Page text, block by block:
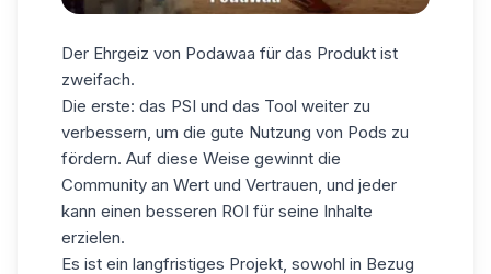
Der Ehrgeiz von Podawaa für das Produkt ist
zweifach.
Die erste: das PSI und das Tool weiter zu
verbessern, um die gute Nutzung von Pods zu
fördern. Auf diese Weise gewinnt die
Community an Wert und Vertrauen, und jeder
kann einen besseren ROI für seine Inhalte
erzielen.
Es ist ein langfristiges Projekt, sowohl in Bezug